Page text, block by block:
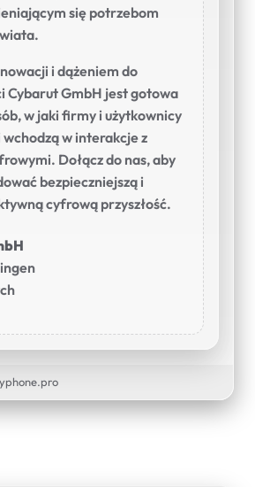
się potrzebom
i dążeniem do
Cybarut GmbH jest gotowa
w jaki firmy i użytkownicy
w interakcje z
Dołącz do nas, aby
bezpieczniejszą i
cyfrową przyszłość.